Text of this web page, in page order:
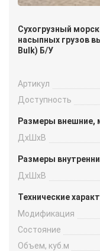
Сухогрузный
насыпных грузов
Bulk) Б/У
Артикул
Доступность
Размеры внешние,
ДxШxВ
Размеры
ДxШxВ
Технические
Модификация
Состояние
Объем, куб.м